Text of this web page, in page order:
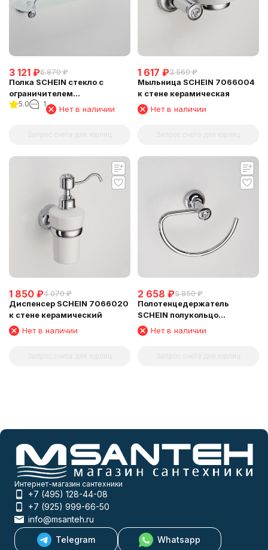
3 121 ₽6 870 ₽
Полка SCHEIN стекло с
ограничителем
(7066045SC)
5.0 1
Нет в наличии
1 617 ₽3 560 ₽
Мыльница SCHEIN 7066004
к стене керамическая
Нет в наличии
1 850 ₽4 070 ₽
Диспенсер SCHEIN 7066020
к стене керамический
Нет в наличии
2 658 ₽5 850 ₽
Полотенцедержатель
SCHEIN полукольцо
(7066025)
Нет в наличии
Интернет-магазин сантехники
+7 (495) 128-44-08
+7 (925) 999-66-50
info@msanteh.ru
Telegram
Whatsapp